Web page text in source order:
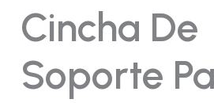
Cincha De
Soporte
precio
original
era:
precio
actual
es:
para
Antebrazo
Codo